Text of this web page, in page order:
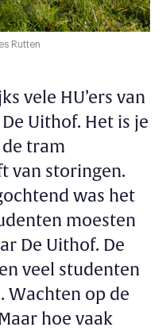
Rutten
vele HU’ers van
Uithof. Het is je
tram
van storingen.
was het
moesten
De Uithof. De
veel studenten
Wachten op de
hoe vaak